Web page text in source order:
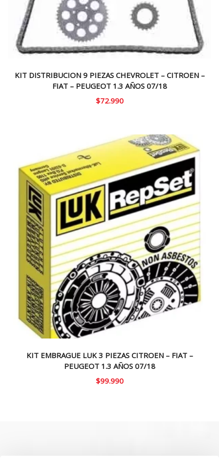
KIT DISTRIBUCION 9 PIEZAS CHEVROLET – CITROEN –
FIAT – PEUGEOT 1.3 AÑOS 07/18
$72.990
KIT EMBRAGUE LUK 3 PIEZAS CITROEN – FIAT –
PEUGEOT 1.3 AÑOS 07/18
$99.990